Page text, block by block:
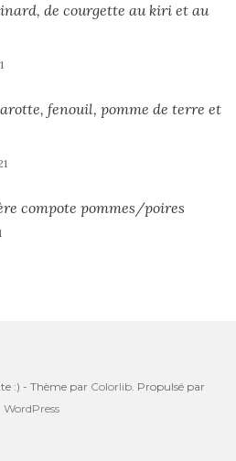
de courgette au kiri et au
fenouil, pomme de terre et
compote pommes/poires
:) - Thème par Colorlib. Propulsé par
WordPress